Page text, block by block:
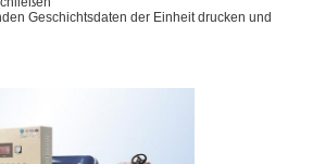
Geschichtsdaten der Einheit drucken und